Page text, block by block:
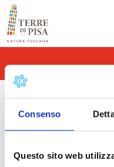
Consenso
Questo sito web
Skip to content
camera di